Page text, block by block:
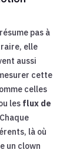
pas à
elle
aussi
cette
celles
les flux de
là où
un clown